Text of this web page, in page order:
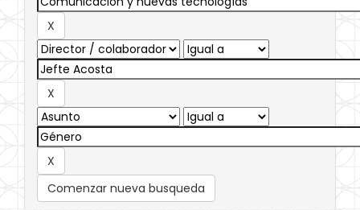
Comenzar nueva busqueda